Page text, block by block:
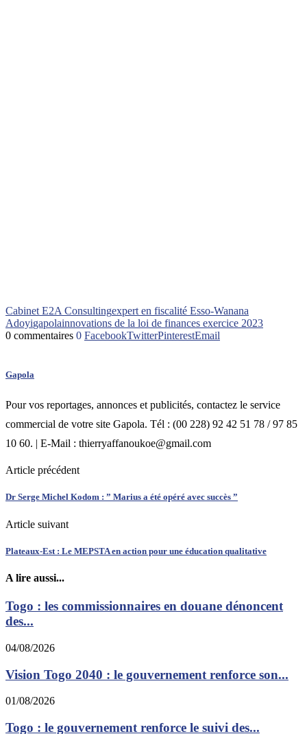
Cabinet E2A Consultingexpert en fiscalité Esso-Wanana
Adoyigapolainnovations de la loi de finances exercice 2023
0 commentaires 0 FacebookTwitterPinterestEmail
Gapola
Pour vos reportages, annonces et publicités, contactez le service
commercial de votre site Gapola. Tél : (00 228) 92 42 51 78 / 97 85
10 60. | E-Mail : thierryaffanoukoe@gmail.com
Article précédent
Dr Serge Michel Kodom : ” Marius a été opéré avec succès ”
Article suivant
Plateaux-Est : Le MEPSTA en action pour une éducation qualitative
A lire aussi...
Togo : les commissionnaires en douane dénoncent
des...
04/08/2026
Vision Togo 2040 : le gouvernement renforce son...
01/08/2026
Togo : le gouvernement renforce le suivi des...